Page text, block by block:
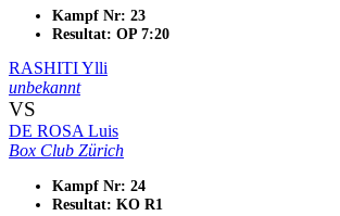
Kampf Nr: 23
Resultat: OP 7:20
RASHITI Ylli
unbekannt
VS
DE ROSA Luis
Box Club Zürich
Kampf Nr: 24
Resultat: KO R1